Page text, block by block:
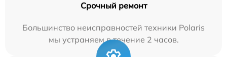
Срочный ремонт
Большинство неисправностей техники Polaris
мы устраняем в течение 2 часов.